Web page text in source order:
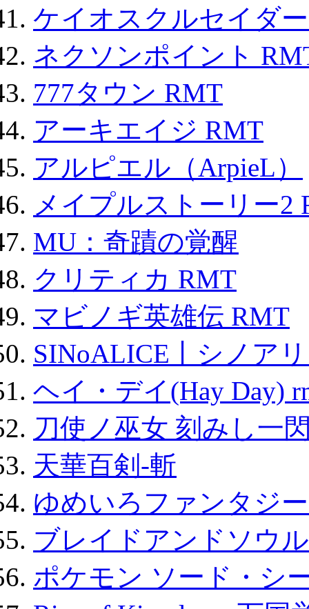
ケイオスクルセイダ
ネクソンポイント
777タウン RMT
アーキエイジ RMT
アルピエル（ArpieL）
メイプルストーリー2
MU：奇蹟の覚醒
クリティカ RMT
マビノギ英雄伝 RMT
SINoALICE丨シノア
ヘイ・デイ(Hay Day)
刀使ノ巫女 刻みし一
天華百剣-斬
ゆめいろファンタジ
ブレイドアンドソウ
ポケモン ソード・シ